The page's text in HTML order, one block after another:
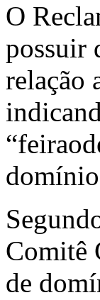
O
possuir
relação
Comitê
de